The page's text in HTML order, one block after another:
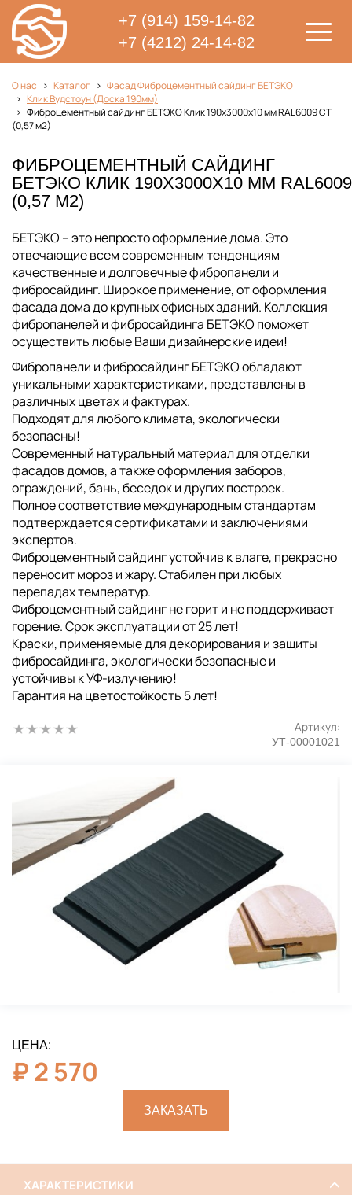
+7 (914) 159-14-82
+7 (4212) 24-14-82
О нас Каталог
Фасад Фиброцементный сайдинг БЕТЭКО
Клик Вудстоун (Доска 190мм)
Фиброцементный сайдинг БЕТЭКО Клик 190х3000х10 мм RAL6009 СТ
(0,57 м2)
ФИБРОЦЕМЕНТНЫЙ САЙДИНГ
БЕТЭКО КЛИК 190Х3000Х10 ММ
(0,57 М2)
БЕТЭКО – это непросто оформление дома. Это
отвечающие всем современным тенденциям
качественные и долговечные фибропанели и
фибросайдинг. Широкое применение, от оформления
фасада дома до крупных офисных зданий. Коллекция
фибропанелей и фибросайдинга БЕТЭКО поможет
осуществить любые Ваши дизайнерские идеи!
Фибропанели и фибросайдинг БЕТЭКО обладают
уникальными характеристиками, представлены в
различных цветах и фактурах.
Подходят для любого климата, экологически
безопасны!
Современный натуральный материал для отделки
фасадов домов, а также оформления заборов,
ограждений, бань, беседок и других построек.
Полное соответствие международным стандартам
подтверждается сертификатами и заключениями
экспертов.
Фиброцементный сайдинг устойчив к влаге, прекрасно
переносит мороз и жару. Стабилен при любых
перепадах температур.
Фиброцементный сайдинг не горит и не поддерживает
горение. Срок эксплуатации от 25 лет!
Краски, применяемые для декорирования и защиты
фибросайдинга, экологически безопасные и
устойчивы к УФ-излучению!
Гарантия на цветостойкость 5 лет!
Артикул:
УТ-00001021
ЦЕНА:
₽2 570
ЗАКАЗАТЬ
ХАРАКТЕРИСТИКИ